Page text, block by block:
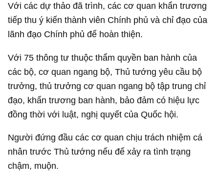
Với các dự thảo đã trình, các cơ quan khẩn trương
tiếp thu ý kiến thành viên Chính phủ và chỉ đạo của
lãnh đạo Chính phủ để hoàn thiện.
Với 75 thông tư thuộc thẩm quyền ban hành của
các bộ, cơ quan ngang bộ, Thủ tướng yêu cầu bộ
trưởng, thủ trưởng cơ quan ngang bộ tập trung chỉ
đạo, khẩn trương ban hành, bảo đảm có hiệu lực
đồng thời với luật, nghị quyết của Quốc hội.
Người đứng đầu các cơ quan chịu trách nhiệm cá
nhân trước Thủ tướng nếu để xảy ra tình trạng
chậm, muộn.